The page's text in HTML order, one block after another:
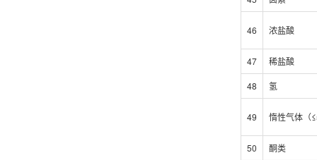
46 浓盐酸
47 稀盐酸
48 氢
49 惰性气体（
50 酮类